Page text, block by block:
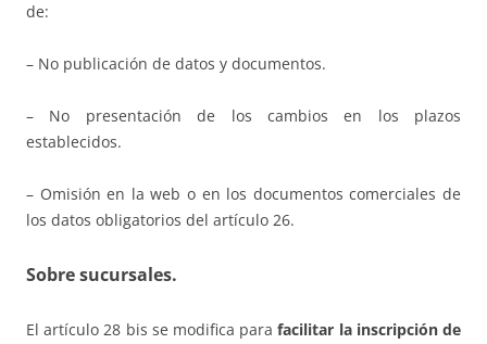
de:
– No publicación de datos y documentos.
– No presentación de los cambios en los plazos
establecidos.
– Omisión en la web o en los documentos comerciales de
los datos obligatorios del artículo 26.
Sobre sucursales.
El artículo 28 bis se modifica parafacilitar la inscripción de